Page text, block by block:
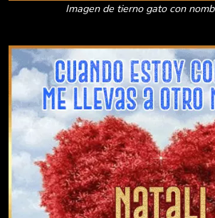
Imagen de tierno gato con